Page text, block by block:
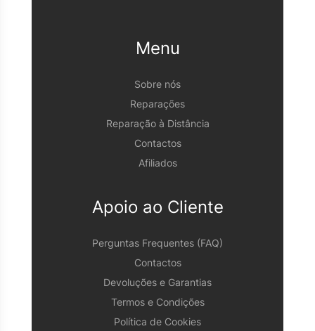
Menu
Sobre nós
Reparações
Reparação à Distância
Contactos
Afiliados
Apoio ao Cliente
Perguntas Frequentes (FAQ)
Contactos
Devoluções e Garantias
Termos e Condições
Política de Cookies